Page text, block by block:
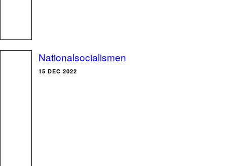
Nationalsocialismen
15 DEC 2022